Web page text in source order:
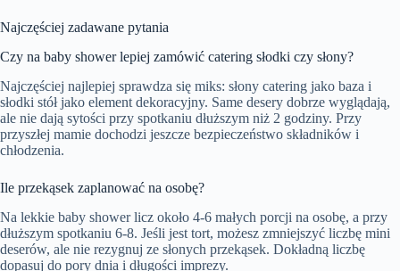
Najczęściej zadawane pytania
Czy na baby shower lepiej zamówić catering słodki czy słony?
Najczęściej najlepiej sprawdza się miks: słony catering jako baza i
słodki stół jako element dekoracyjny. Same desery dobrze wyglądają,
ale nie dają sytości przy spotkaniu dłuższym niż 2 godziny. Przy
przyszłej mamie dochodzi jeszcze bezpieczeństwo składników i
chłodzenia.
Ile przekąsek zaplanować na osobę?
Na lekkie baby shower licz około 4-6 małych porcji na osobę, a przy
dłuższym spotkaniu 6-8. Jeśli jest tort, możesz zmniejszyć liczbę mini
deserów, ale nie rezygnuj ze słonych przekąsek. Dokładną liczbę
dopasuj do pory dnia i długości imprezy.